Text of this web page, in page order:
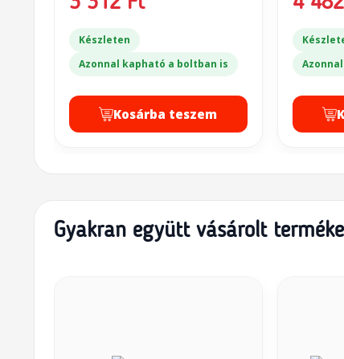
Készleten
Azonnal kapható a boltban is
Kosárba teszem
Gyakran együtt vásárolt